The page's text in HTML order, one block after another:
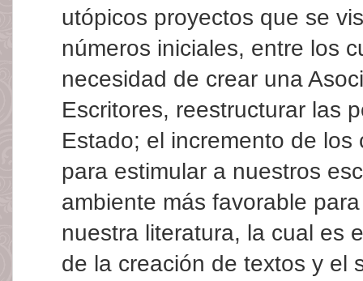
utópicos proyectos que se
números iniciales, entre los
necesidad de crear una
Escritores, reestructurar las
Estado; el incremento de los
para estimular a nuestros
ambiente más favorable
nuestra literatura, la cual es
de la creación de textos y el